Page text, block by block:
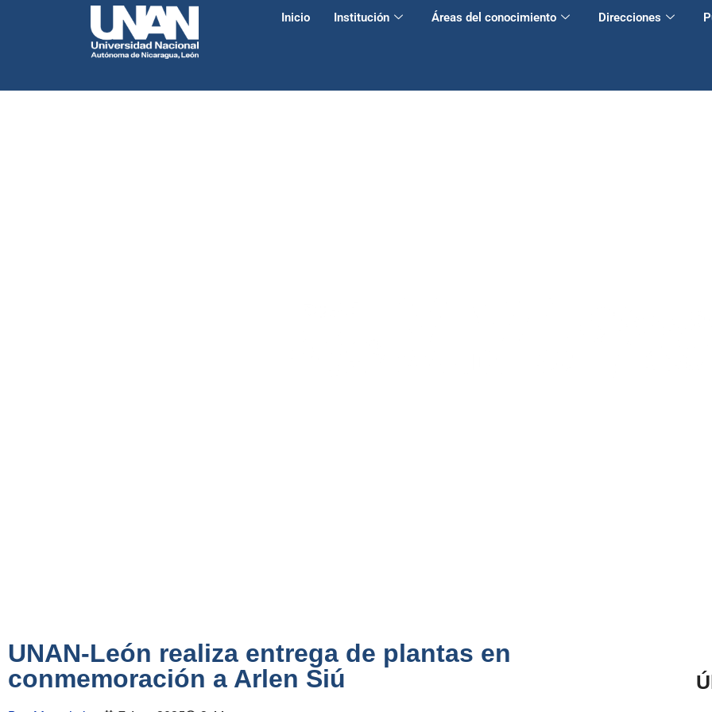
Inicio Institución Áreas del conocimiento Direcciones
UNAN-León realiza entrega de plantas en
conmemoración a Arlen Siú